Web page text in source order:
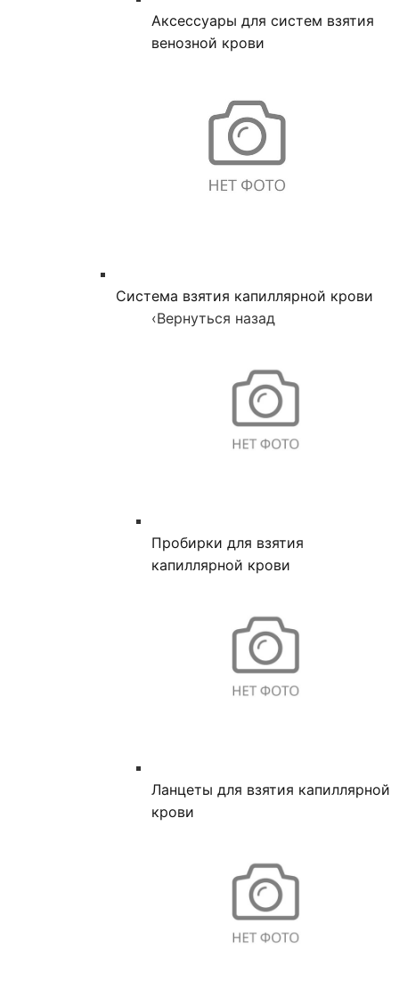
Аксессуары для систем взятия
венозной крови
Система взятия капиллярной крови
‹Вернуться назад
Пробирки для взятия
капиллярной крови
Ланцеты для взятия капиллярной
крови